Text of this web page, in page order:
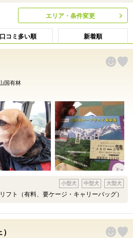
エリア・条件変更
口コミ多い順 新着順
国有林
フト（有料、要ケージ・キャリーバッグ）
小型犬 中型犬 大型犬